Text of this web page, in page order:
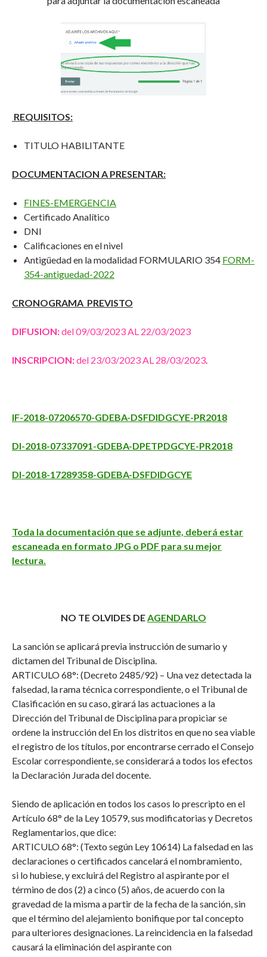
REQUISITOS:
TITULO HABILITANTE
DOCUMENTACION A PRESENTAR:
FINES-EMERGENCIA
Certificado Analítico
DNI
Calificaciones en el nivel
Antigüedad en la modalidad FORMULARIO 354 FORM-
354-antiguedad-2022
CRONOGRAMA PREVISTO
DIFUSION:del 09/03/2023 AL 22/03/2023
INSCRIPCION:del 23/03/2023 AL 28/03/2023.
IF-2018-07206570-GDEBA-DSFDIDGCYE-PR2018
DI-2018-07337091-GDEBA-DPETPDGCYE-PR2018
DI-2018-17289358-GDEBA-DSFDIDGCYE
Toda la documentación que se adjunte, deberá estar
escaneada en formato JPG o PDF para su mejor
lectura.
NO TE OLVIDES DEAGENDARLO
La sanción se aplicará previa instrucción de sumario y
dictamen del Tribunal de Disciplina.
ARTICULO 68°: (Decreto 2485/92) – Una vez detectada la
falsedad, la rama técnica correspondiente, o el Tribunal de
Clasificación en su caso, girará las actuaciones a la
Dirección del Tribunal de Disciplina para propiciar se
ordene la instrucción del En los distritos en que no sea viable
el registro de los títulos, por encontrarse cerrado el Consejo
Escolar correspondiente, se considerará a todos los efectos
la Declaración Jurada del docente.
Siendo de aplicación en todos los casos lo prescripto en el
Artículo 68° de la Ley 10579, sus modificatorias y Decretos
Reglamentarios, que dice:
ARTICULO 68°: (Texto según Ley 10614) La falsedad en las
declaraciones o certificados cancelará el nombramiento,
si lo hubiese, y excluirá del Registro al aspirante por el
término de dos (2) a cinco (5) años, de acuerdo con la
gravedad de la misma a partir de la fecha de la sanción, sin
que el término del alejamiento bonifique por tal concepto
para ulteriores designaciones. La reincidencia en la falsedad
causará la eliminación del aspirante con